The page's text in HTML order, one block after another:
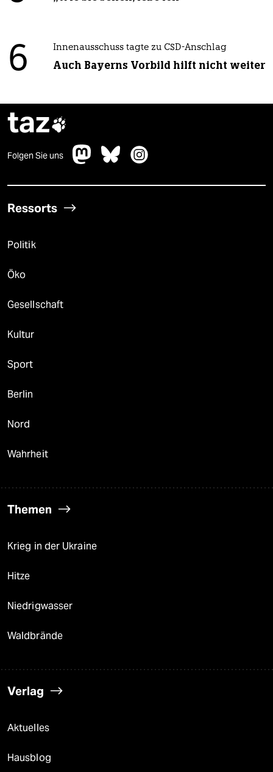
6 Innenausschuss tagte zu CSD-Anschlag
Auch Bayerns Vorbild hilft nicht weiter
taz
Folgen Sie uns
Ressorts
Politik
Öko
Gesellschaft
Kultur
Sport
Berlin
Nord
Wahrheit
Themen
Krieg in der Ukraine
Hitze
Niedrigwasser
Waldbrände
Verlag
Aktuelles
Hausblog